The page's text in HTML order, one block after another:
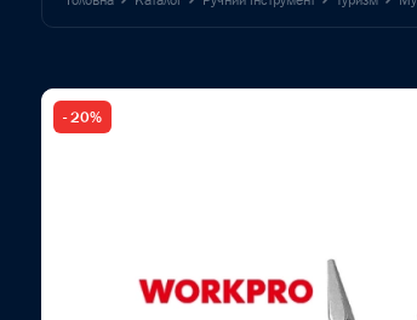
- 20%